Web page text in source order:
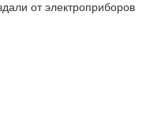
от электроприборов